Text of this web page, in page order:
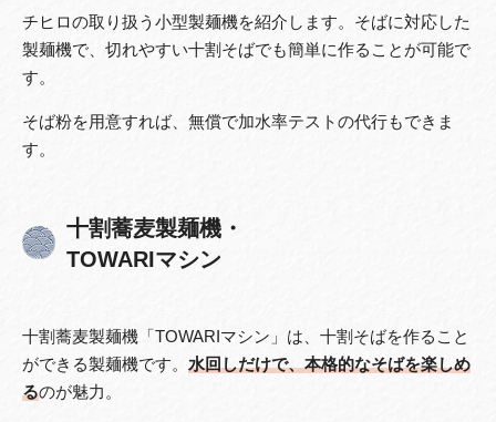
チヒロの取り扱う小型製麺機を紹介します。そばに対応した
製麺機で、切れやすい十割そばでも簡単に作ることが可能で
す。
そば粉を用意すれば、無償で加水率テストの代行もできま
す。
十割蕎麦製麺機・
TOWARIマシン
十割蕎麦製麺機「TOWARIマシン」は、十割そばを作ること
ができる製麺機です。 水回しだけで、本格的なそばを楽しめ
るのが魅力。